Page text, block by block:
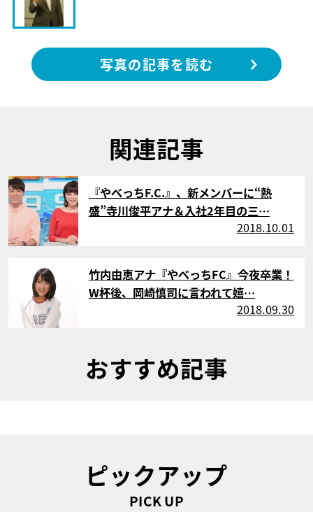
写真の記事を読む
関連記事
サムネイル
『やべっちF.C.』、新メンバーに“熱
盛”寺川俊平アナ＆入社2年目の三…
2018.10.01
竹内由恵アナ『やべっちFC』今夜卒業！
W杯後、岡崎慎司に言われて嬉…
2018.09.30
おすすめ記事
ピックアップ
PICK UP